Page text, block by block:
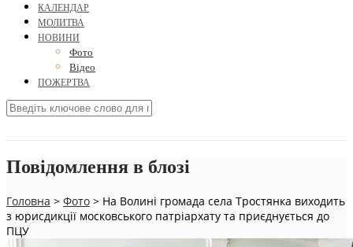
КАЛЕНДАР
МОЛИТВА
НОВИНИ
Фото
Відео
ПОЖЕРТВА
Повідомлення в блозі
Головна > Фото > На Волині громада села Тростянка виходить
з юрисдикції московського патріархату та приєднується до
ПЦУ